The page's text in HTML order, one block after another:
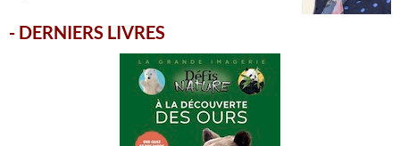
- DERNIERS LIVRES